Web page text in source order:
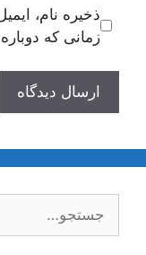
ذخیره نام،
زمانی که